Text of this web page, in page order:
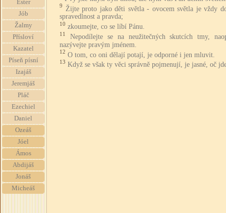
Ester
Jób
Žalmy
Přísloví
Kazatel
Píseň písní
Izajáš
Jeremjáš
Pláč
Ezechiel
Daniel
Ozeáš
Jóel
Ámos
Abdijáš
Jonáš
Micheáš
9
Žijte proto jako děti světla - ovocem světla je vždy
spravedlnost a pravda;
10 zkoumejte, co se líbí Pánu.
11
Nepodílejte se na neužitečných skutcích tmy,
nazývejte pravým jménem.
12 O tom, co oni dělají potají, je odporné i jen mluvit.
13 Když se však ty věci správně pojmenují, je jasné, oč